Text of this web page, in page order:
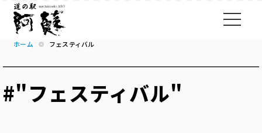
ホーム フェスティバル
#"フェスティバル"